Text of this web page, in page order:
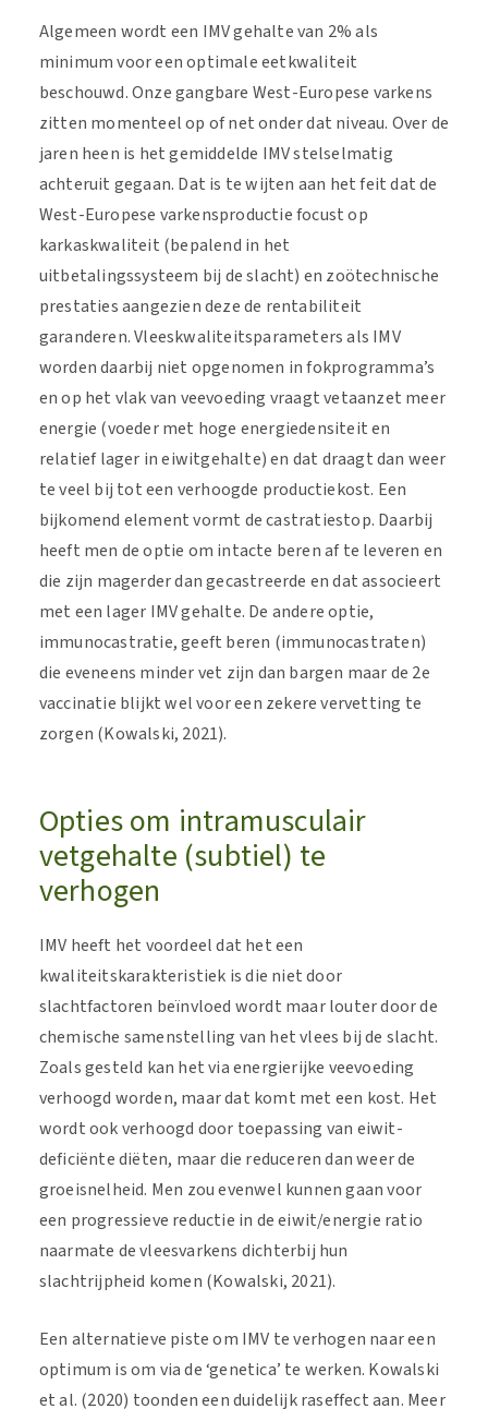
Algemeen wordt een IMV gehalte van 2% als
minimum voor een optimale eetkwaliteit
beschouwd. Onze gangbare West-Europese varkens
zitten momenteel op of net onder dat niveau. Over de
jaren heen is het gemiddelde IMV stelselmatig
achteruit gegaan. Dat is te wijten aan het feit dat de
West-Europese varkensproductie focust op
karkaskwaliteit (bepalend in het
uitbetalingssysteem bij de slacht) en zoötechnische
prestaties aangezien deze de rentabiliteit
garanderen. Vleeskwaliteitsparameters als IMV
worden daarbij niet opgenomen in fokprogramma’s
en op het vlak van veevoeding vraagt vetaanzet meer
energie (voeder met hoge energiedensiteit en
relatief lager in eiwitgehalte) en dat draagt dan weer
te veel bij tot een verhoogde productiekost. Een
bijkomend element vormt de castratiestop. Daarbij
heeft men de optie om intacte beren af te leveren en
die zijn magerder dan gecastreerde en dat associeert
met een lager IMV gehalte. De andere optie,
immunocastratie, geeft beren (immunocastraten)
die eveneens minder vet zijn dan bargen maar de 2e
vaccinatie blijkt wel voor een zekere vervetting te
zorgen (Kowalski, 2021).
Opties om intramusculair
vetgehalte (subtiel) te
verhogen
IMV heeft het voordeel dat het een
kwaliteitskarakteristiek is die niet door
slachtfactoren beïnvloed wordt maar louter door de
chemische samenstelling van het vlees bij de slacht.
Zoals gesteld kan het via energierijke veevoeding
verhoogd worden, maar dat komt met een kost. Het
wordt ook verhoogd door toepassing van eiwit-
deficiënte diëten, maar die reduceren dan weer de
groeisnelheid. Men zou evenwel kunnen gaan voor
een progressieve reductie in de eiwit/energie ratio
naarmate de vleesvarkens dichterbij hun
slachtrijpheid komen (Kowalski, 2021).
Een alternatieve piste om IMV te verhogen naar een
optimum is om via de ‘genetica’ te werken. Kowalski
et al. (2020) toonden een duidelijk raseffect aan. Meer